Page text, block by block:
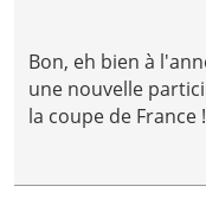
Bon, eh bien à
une nouvelle
la coupe de France